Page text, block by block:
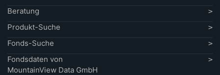
Beratung
Produkt-Suche
Fonds-Suche
Fondsdaten von
MountainView Data GmbH